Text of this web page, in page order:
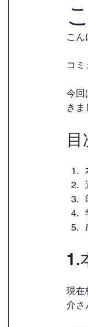
こん
コミ
今回
きま
目
1.
現在
介さ